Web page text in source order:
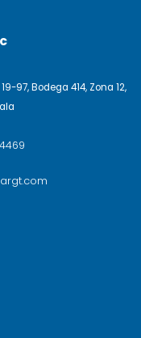
97, Bodega 414, Zona 12,